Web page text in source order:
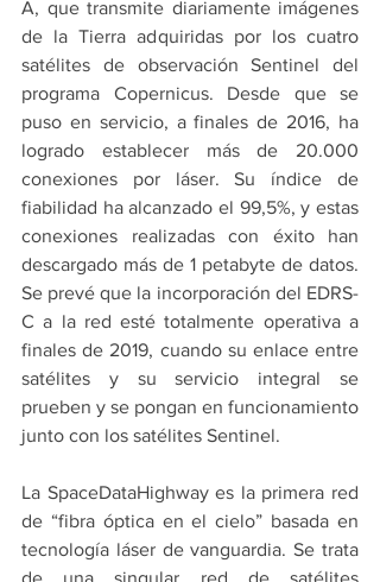
A, que transmite diariamente imágenes
de la Tierra adquiridas por los cuatro
satélites de observación Sentinel del
programa Copernicus. Desde que se
puso en servicio, a finales de 2016, ha
logrado establecer más de 20.000
conexiones por láser. Su índice de
fiabilidad ha alcanzado el 99,5%, y estas
conexiones realizadas con éxito han
descargado más de 1 petabyte de datos.
Se prevé que la incorporación del EDRS-
C a la red esté totalmente operativa a
finales de 2019, cuando su enlace entre
satélites y su servicio integral se
prueben y se pongan en funcionamiento
junto con los satélites Sentinel.
La SpaceDataHighway es la primera red
de “fibra óptica en el cielo” basada en
tecnología láser de vanguardia. Se trata
de una singular red de satélites